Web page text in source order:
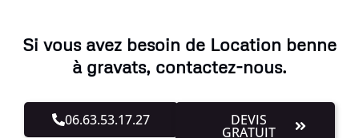
Si vous avez besoin de Location benne
à gravats, contactez-nous.
06.63.53.17.27 DEVIS
GRATUIT